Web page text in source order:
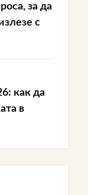
за да
с
как да
в